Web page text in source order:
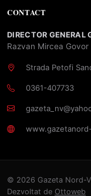
CONTACT
DIRECTOR GENERAL
Razvan Mircea Govor
Strada Petofi
0361-407733
© 2026 Gazeta Nord-
Dezvoltat de Ottoweb